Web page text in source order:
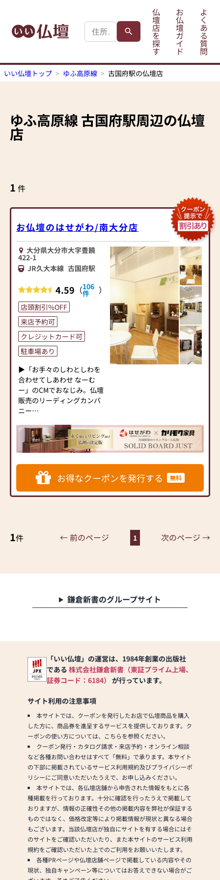
仏
壇
店
を
探
す
お
仏
壇
ガ
イ
ド
よ
く
あ
る
質
問
いい仏壇トップ ゆふ高原線 古国府駅の仏壇店
ゆふ高原線古国府駅周辺の仏壇
店
1 件
お仏壇のはせがわ/南大分店
大分県大分市大字豊饒
422-1
JR久大本線 古国府駅
4.59 （106
件 ）
店頭割引%OFF
来店予約可
クレジットカード可
駐車場あり
▶「お手々のしわとしわを
合わせてしあわせ なーむ
ー」のCMでおなじみ。仏壇
販売のリーディングカンパ
ニー
内家具専門メーカーと、モ
ダンなインテリアにマッチ
するお仏壇を展開
◆◆ お陰様で創業94年 ◆◆
国内130店舗以上のスケール
メリットと東証上場の信
3,000基のお墓を納めていま
す。「お仏壇のはせがわ」
案しております。ご自身、
ついて、迷うことや、お困
りのことなどございました
意しております。1,000種類
以上の組み合わせの中から
お客様に合ったお仏壇・お
同開発≫
お仏壇のはせがわは、日本
を代表する家具メーカー
「カリモク家具」との協同
開発で、現代の住宅にあっ
たモダンなお仏壇を作って
います。他にも国内の家具
専門メーカーと作り上げた
お仏壇コレクションがあ
り、祈る人と偲ぶ人をつな
ぐ新しいカタチを提案しま
す。
≪はせがわ店舗サービスの
ご案内≫
●仏壇・仏具・お墓・相
お得なクーポンを発行する 無料
1件 ← 前のページ 1 次のページ →
鎌倉新書のグループサイト
「いい仏壇」の運営は、1984年創業の出版社
である 株式会社鎌倉新書（東証プライム上場、
証券コード：6184） が行っています。
サイト利用の注意事項
本サイトでは、クーポンを発行したお店で仏壇商品を購入
した方に、商品券を進呈するサービスを提供しております。ク
ーポンの使い方については、こちらを参照ください。
クーポン発行・カタログ請求・来店予約・オンライン相談
など各種お問い合わせはすべて「無料」で承ります。本サイト
の下部に掲載されているサービス利用規約及びプライバシーポ
リシーにご同意いただいたうえで、お申し込みください。
本サイトでは、各仏壇店舗から申告された情報をもとに各
種掲載を行っております。十分に確認を行ったうえで掲載して
おりますが、情報の正確性その他の掲載内容を弊社が保証する
ものではなく、価格改定等により掲載情報が現状と異なる場合
もございます。当該仏壇店が独自にサイトを有する場合にはそ
のサイトをご確認いただいたり、また本サイトのサービス利用
規約をご確認いただいた上でのご利用をお願いいたします。
各種PRページや仏壇店舗ページで掲載している内容やその
現状、独自キャンペーン等についてはお答えできない場合がご